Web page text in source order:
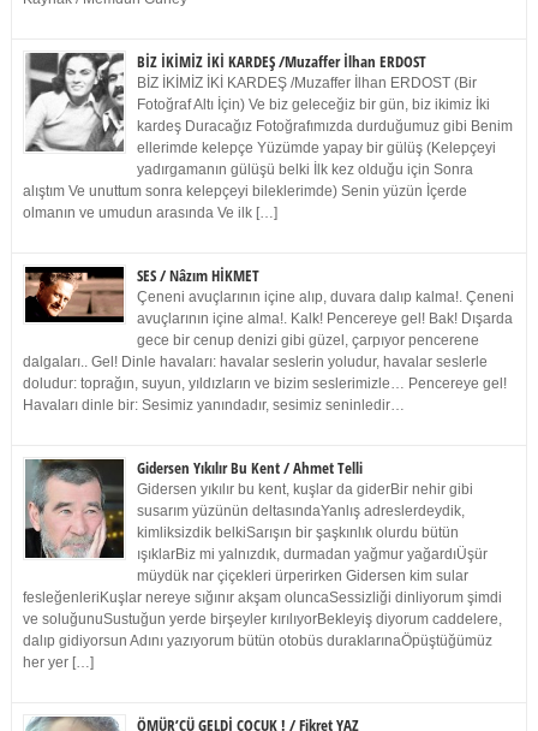
BİZ İKİMİZ İKİ KARDEŞ /Muzaffer İlhan ERDOST
BİZ İKİMİZ İKİ KARDEŞ /Muzaffer İlhan ERDOST (Bir
Fotoğraf Altı İçin) Ve biz geleceğiz bir gün, biz ikimiz İki
kardeş Duracağız Fotoğrafımızda durduğumuz gibi Benim
ellerimde kelepçe Yüzümde yapay bir gülüş (Kelepçeyi
yadırgamanın gülüşü belki İlk kez olduğu için Sonra
alıştım Ve unuttum sonra kelepçeyi bileklerimde) Senin yüzün İçerde
olmanın ve umudun arasında Ve ilk […]
SES / Nâzım HİKMET
Çeneni avuçlarının içine alıp, duvara dalıp kalma!. Çeneni
avuçlarının içine alma!. Kalk! Pencereye gel! Bak! Dışarda
gece bir cenup denizi gibi güzel, çarpıyor pencerene
dalgaları.. Gel! Dinle havaları: havalar seslerin yoludur, havalar seslerle
doludur: toprağın, suyun, yıldızların ve bizim seslerimizle… Pencereye gel!
Havaları dinle bir: Sesimiz yanındadır, sesimiz seninledir…
Gidersen Yıkılır Bu Kent / Ahmet Telli
Gidersen yıkılır bu kent, kuşlar da giderBir nehir gibi
susarım yüzünün deltasındaYanlış adreslerdeydik,
kimliksizdik belkiSarışın bir şaşkınlık olurdu bütün
ışıklarBiz mi yalnızdık, durmadan yağmur yağardıÜşür
müydük nar çiçekleri ürperirken Gidersen kim sular
fesleğenleriKuşlar nereye sığınır akşam oluncaSessizliği dinliyorum şimdi
ve soluğunuSustuğun yerde birşeyler kırılıyorBekleyiş diyorum caddelere,
dalıp gidiyorsun Adını yazıyorum bütün otobüs duraklarınaÖpüştüğümüz
her yer […]
ÖMÜR’CÜ GELDİ ÇOCUK ! / Fikret YAZ